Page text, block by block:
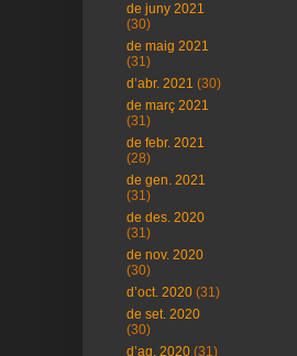
de juny 2021
(30)
de maig 2021
(31)
d’abr. 2021 (30)
de març 2021
(31)
de febr. 2021
(28)
de gen. 2021
(31)
de des. 2020
(31)
de nov. 2020
(30)
d’oct. 2020 (31)
de set. 2020
(30)
d’ag. 2020 (31)